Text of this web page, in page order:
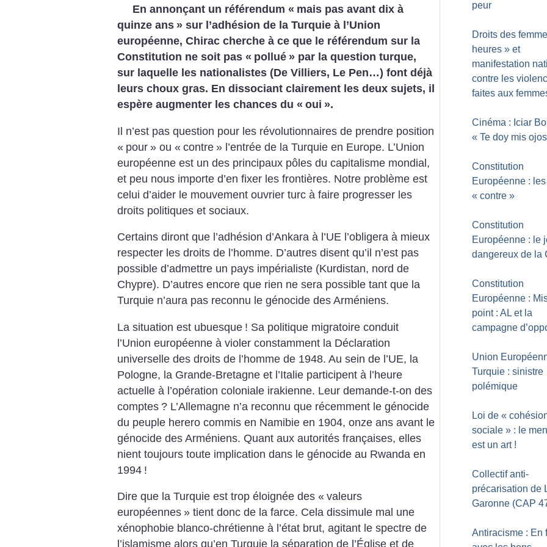
En annonçant un référendum « mais pas avant dix à
quinze ans » sur l’adhésion de la Turquie à l’Union
européenne, Chirac cherche à ce que le référendum sur la
Constitution ne soit pas « pollué » par la question turque,
sur laquelle les nationalistes (De Villiers, Le Pen…) font déjà
leurs choux gras. En dissociant clairement les deux sujets, il
espère augmenter les chances du « oui ».
Il n’est pas question pour les révolutionnaires de prendre position
« pour » ou « contre » l’entrée de la Turquie en Europe. L’Union
européenne est un des principaux pôles du capitalisme mondial,
et peu nous importe d’en fixer les frontières. Notre problème est
celui d’aider le mouvement ouvrier turc à faire progresser les
droits politiques et sociaux.
Certains diront que l’adhésion d’Ankara à l’UE l’obligera à mieux
respecter les droits de l’homme. D’autres disent qu’il n’est pas
possible d’admettre un pays impérialiste (Kurdistan, nord de
Chypre). D’autres encore que rien ne sera possible tant que la
Turquie n’aura pas reconnu le génocide des Arméniens.
La situation est ubuesque ! Sa politique migratoire conduit
l’Union européenne à violer constamment la Déclaration
universelle des droits de l’homme de 1948. Au sein de l’UE, la
Pologne, la Grande-Bretagne et l’Italie participent à l’heure
actuelle à l’opération coloniale irakienne. Leur demande-t-on des
comptes ? L’Allemagne n’a reconnu que récemment le génocide
du peuple herero commis en Namibie en 1904, onze ans avant le
génocide des Arméniens. Quant aux autorités françaises, elles
nient toujours toute implication dans le génocide au Rwanda en
1994 !
Dire que la Turquie est trop éloignée des « valeurs
européennes » tient donc de la farce. Cela dissimule mal une
xénophobie blanco-chrétienne à l’état brut, agitant le spectre de
l’islamisme alors qu’en Turquie la séparation de l’Église et de
peur
Droits des
heures » et
manifestation
contre les
faites aux
Cinéma : Iciar
« Te doy mis ojos
Constitution
Européenne :
« contre »
Constitution
Européenne : le
dangereux de la
Constitution
Européenne :
point : AL et la
campagne
Union
Turquie : sinistre
polémique
Loi de «
sociale » : le
est un art !
Collectif anti-
précarisation de
Garonne (CAP
Antiracisme : En